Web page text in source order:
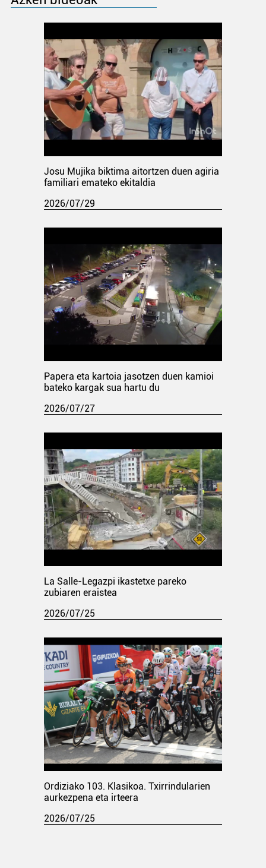
Josu Mujika biktima aitortzen duen agiria
familiari emateko ekitaldia
2026/07/29
Papera eta kartoia jasotzen duen kamioi
bateko kargak sua hartu du
2026/07/27
La Salle-Legazpi ikastetxe pareko
zubiaren eraistea
2026/07/25
Ordiziako 103. Klasikoa. Txirrindularien
aurkezpena eta irteera
2026/07/25